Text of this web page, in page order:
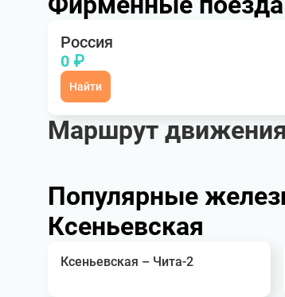
Россия
0 ₽
Найти
Маршрут
Популярные
Ксеньевская
Ксеньевская – Чита-2